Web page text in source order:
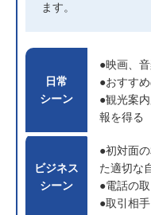
ます。
日常
シーン
●映画、
●おすす
●観光案
報を得る
ビジネス
シーン
●初対面
た適切な
●電話の
●取引相